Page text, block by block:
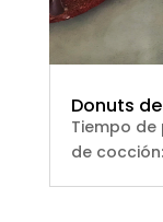
Donuts
Tiempo de
de